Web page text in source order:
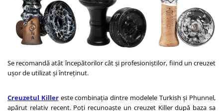
Se recomandă atât începătorilor cât și profesioniștilor, fiind un creuzet
ușor de utilizat și întreținut.
Creuzetul Killer este combinația dintre modelele Turkish și Phunnel,
apărut relativ recent. Poți recunoaște un creuzet Killer după baza sa